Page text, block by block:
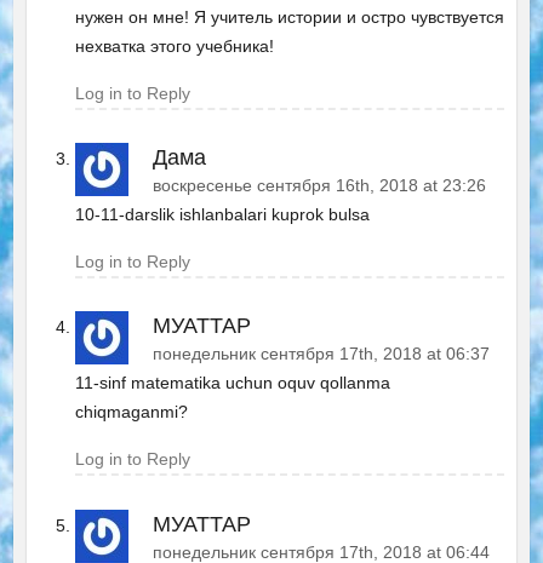
нужен он мне! Я учитель истории и остро чувствуется
нехватка этого учебника!
Log in to Reply
Дама
воскресенье сентября 16th, 2018 at 23:26
10-11-darslik ishlanbalari kuprok bulsa
Log in to Reply
МУАТТАР
понедельник сентября 17th, 2018 at 06:37
11-sinf matematika uchun oquv qollanma
chiqmaganmi?
Log in to Reply
МУАТТАР
понедельник сентября 17th, 2018 at 06:44